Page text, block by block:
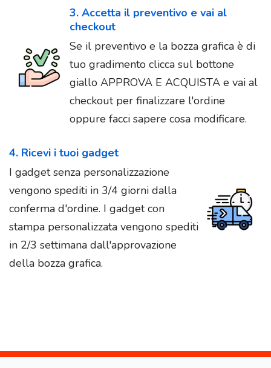
3. Accetta il preventivo e vai al
checkout
Se il preventivo e la bozza grafica è di
tuo gradimento clicca sul bottone
giallo APPROVA E ACQUISTA e vai al
checkout per finalizzare l'ordine
oppure facci sapere cosa modificare.
4. Ricevi i tuoi gadget
I gadget senza personalizzazione
vengono spediti in 3/4 giorni dalla
conferma d'ordine. I gadget con
stampa personalizzata vengono spediti
in 2/3 settimana dall'approvazione
della bozza grafica.